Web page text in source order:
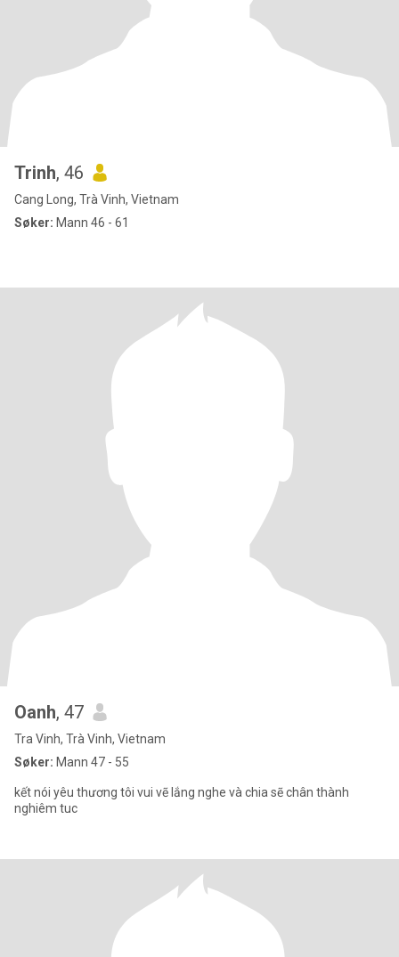
Trinh, 46
Cang Long, Trà Vinh, Vietnam
Søker: Mann 46 - 61
Oanh, 47
Tra Vinh, Trà Vinh, Vietnam
Søker: Mann 47 - 55
kết nói yêu thương tôi vui vẽ lắng nghe và chia sẽ chân thành
nghiêm tuc